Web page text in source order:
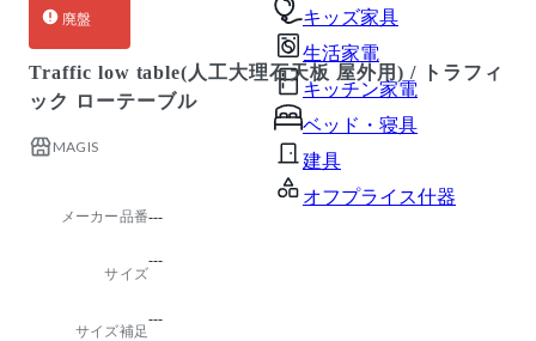
キッズ家具
生活家電
キッチン家電
ベッド・寝具
建具
オフプライス什器
廃盤
Traffic low table(人工大理石天板 屋外用) / トラフィ
ック ローテーブル
MAGIS
メーカー品番---
サイズ
---
サイズ補足
---